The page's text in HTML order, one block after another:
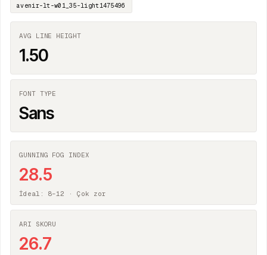
avenir-lt-w01_35-light1475496
AVG LINE HEIGHT
1.50
FONT TYPE
Sans
GUNNING FOG INDEX
28.5
İdeal: 8–12 · Çok zor
ARI SKORU
26.7